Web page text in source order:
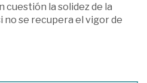
cuestión la solidez de la
no se recupera el vigor de